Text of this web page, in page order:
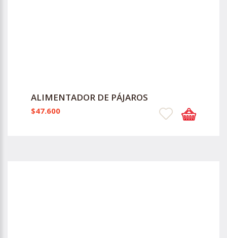
ALIMENTADOR DE PÁJAROS
$47.600